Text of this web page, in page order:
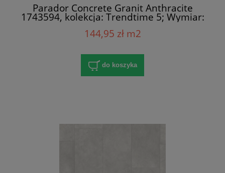
Parador Concrete Granit Anthracite
1743594, kolekcja: Trendtime 5; Wymiar:
8x400x858 mm; AC4/32; V-Fuga x 4
144,95 zł m2
do koszyka